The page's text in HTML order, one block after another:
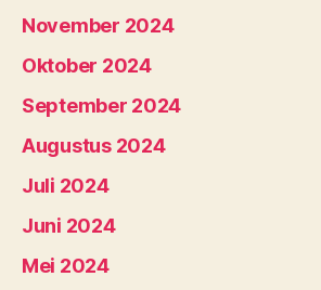
November 2024
Oktober 2024
September 2024
Augustus 2024
Juli 2024
Juni 2024
Mei 2024